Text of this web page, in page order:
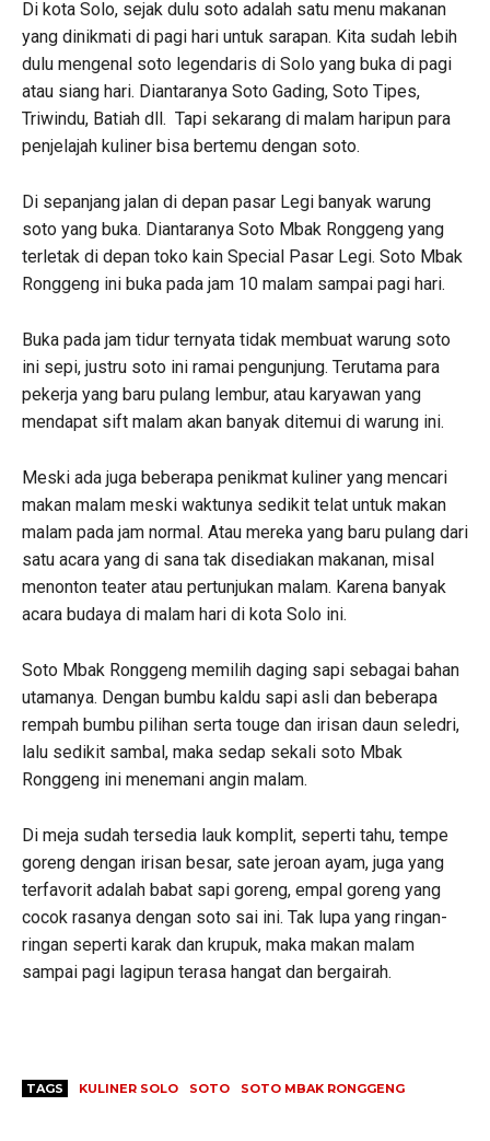
Di kota Solo, sejak dulu soto adalah satu menu makanan
yang dinikmati di pagi hari untuk sarapan. Kita sudah lebih
dulu mengenal soto legendaris di Solo yang buka di pagi
atau siang hari. Diantaranya Soto Gading, Soto Tipes,
Triwindu, Batiah dll. Tapi sekarang di malam haripun para
penjelajah kuliner bisa bertemu dengan soto.
Di sepanjang jalan di depan pasar Legi banyak warung
soto yang buka. Diantaranya Soto Mbak Ronggeng yang
terletak di depan toko kain Special Pasar Legi. Soto Mbak
Ronggeng ini buka pada jam 10 malam sampai pagi hari.
Buka pada jam tidur ternyata tidak membuat warung soto
ini sepi, justru soto ini ramai pengunjung. Terutama para
pekerja yang baru pulang lembur, atau karyawan yang
mendapat sift malam akan banyak ditemui di warung ini.
Meski ada juga beberapa penikmat kuliner yang mencari
makan malam meski waktunya sedikit telat untuk makan
malam pada jam normal. Atau mereka yang baru pulang dari
satu acara yang di sana tak disediakan makanan, misal
menonton teater atau pertunjukan malam. Karena banyak
acara budaya di malam hari di kota Solo ini.
Soto Mbak Ronggeng memilih daging sapi sebagai bahan
utamanya. Dengan bumbu kaldu sapi asli dan beberapa
rempah bumbu pilihan serta touge dan irisan daun seledri,
lalu sedikit sambal, maka sedap sekali soto Mbak
Ronggeng ini menemani angin malam.
Di meja sudah tersedia lauk komplit, seperti tahu, tempe
goreng dengan irisan besar, sate jeroan ayam, juga yang
terfavorit adalah babat sapi goreng, empal goreng yang
cocok rasanya dengan soto sai ini. Tak lupa yang ringan-
ringan seperti karak dan krupuk, maka makan malam
sampai pagi lagipun terasa hangat dan bergairah.
TAGS KULINER SOLO SOTO SOTO MBAK RONGGENG